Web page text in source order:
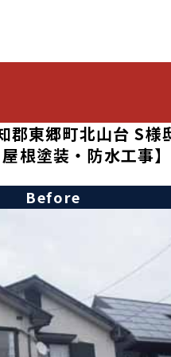
郡東郷町北山台 S様
屋根塗装・防水工事】
Before